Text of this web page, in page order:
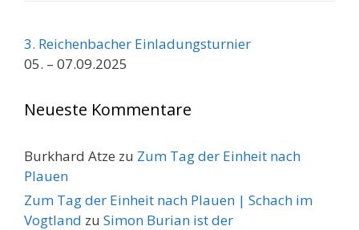
3. Reichenbacher Einladungsturnier
05. – 07.09.2025
Neueste Kommentare
Burkhard Atze zu Zum Tag der Einheit nach
Plauen
Zum Tag der Einheit nach Plauen | Schach im
Vogtland zu Simon Burian ist der